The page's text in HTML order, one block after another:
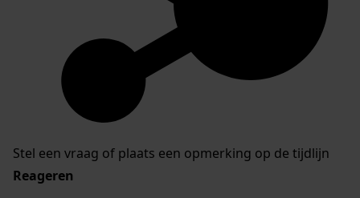
Stel een vraag of plaats een opmerking op de tijdlijn
Reageren